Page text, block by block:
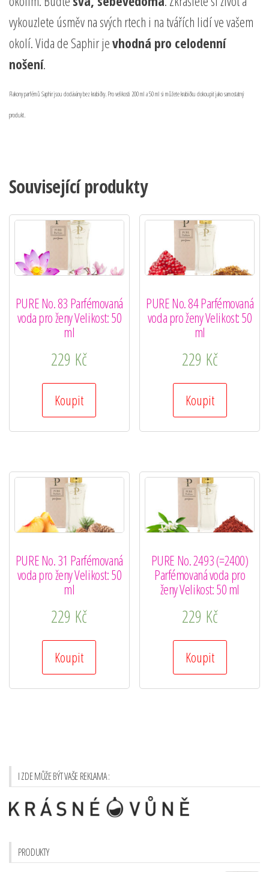
vykouzlete úsměv na svých rtech i na tvářích lidí ve vašem
okolí. Vida de Saphir jevhodná pro celodenní
nošení.
Flakony parfémů Saphir jsou dodávány bez krabičky. Pro velikosti 200 ml a 50 ml si můžete krabičku dokoupit jako samostatný
produkt.
Související produkty
PURE No. 83 Parfémovaná
voda pro ženy Velikost: 50
ml
229 Kč
Koupit
PURE No. 84 Parfémovaná
voda pro ženy Velikost: 50
ml
229 Kč
Koupit
PURE No. 31 Parfémovaná
voda pro ženy Velikost: 50
ml
229 Kč
Koupit
PURE No. 2493 (=2400)
Parfémovaná voda pro
ženy Velikost: 50 ml
229 Kč
Koupit
I ZDE MŮŽE BÝT VAŠE REKLAMA :
PRODUKTY